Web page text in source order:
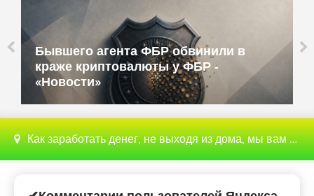
Бюджетные ТВ-приставки имитируют
смартфоны и работают как прокси -
«Новости»
Как заработать денег, не выходя из дома, мы вам поможем с этим разобраться